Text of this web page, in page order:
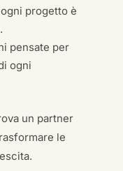
progetto è
pensate per
ogni
un partner
le